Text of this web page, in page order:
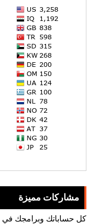
مشاركات مميزة
كل حساباتك وبرامجك في